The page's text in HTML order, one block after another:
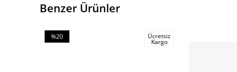
Benzer Ürünler
%20
Ücretsiz
Kargo